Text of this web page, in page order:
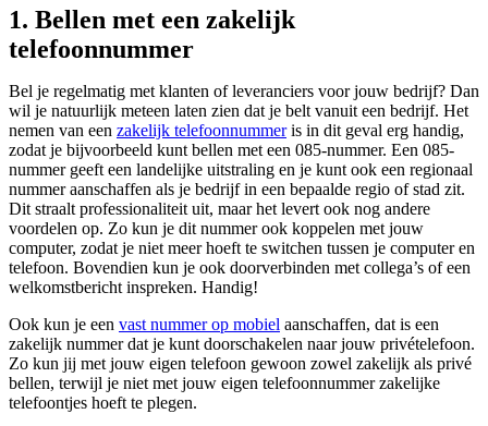
1. Bellen met een zakelijk
telefoonnummer
Bel je regelmatig met klanten of leveranciers voor jouw bedrijf? Dan
wil je natuurlijk meteen laten zien dat je belt vanuit een bedrijf. Het
nemen van een zakelijk telefoonnummeris in dit geval erg handig,
zodat je bijvoorbeeld kunt bellen met een 085-nummer. Een 085-
nummer geeft een landelijke uitstraling en je kunt ook een regionaal
nummer aanschaffen als je bedrijf in een bepaalde regio of stad zit.
Dit straalt professionaliteit uit, maar het levert ook nog andere
voordelen op. Zo kun je dit nummer ook koppelen met jouw
computer, zodat je niet meer hoeft te switchen tussen je computer en
telefoon. Bovendien kun je ook doorverbinden met collega’s of een
welkomstbericht inspreken. Handig!
Ook kun je een vast nummer op mobiel aanschaffen, dat is een
zakelijk nummer dat je kunt doorschakelen naar jouw privételefoon.
Zo kun jij met jouw eigen telefoon gewoon zowel zakelijk als privé
bellen, terwijl je niet met jouw eigen telefoonnummer zakelijke
telefoontjes hoeft te plegen.